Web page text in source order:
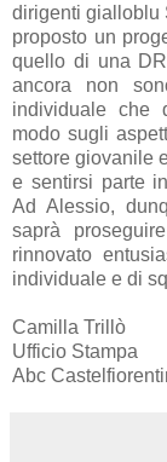
dirigenti gialloblu
proposto un
quello di una
ancora non
individuale che
modo sugli
settore giovanile
e sentirsi parte
Ad Alessio,
saprà
rinnovato
individuale e di
Camilla Trillò
Ufficio Stampa
Abc